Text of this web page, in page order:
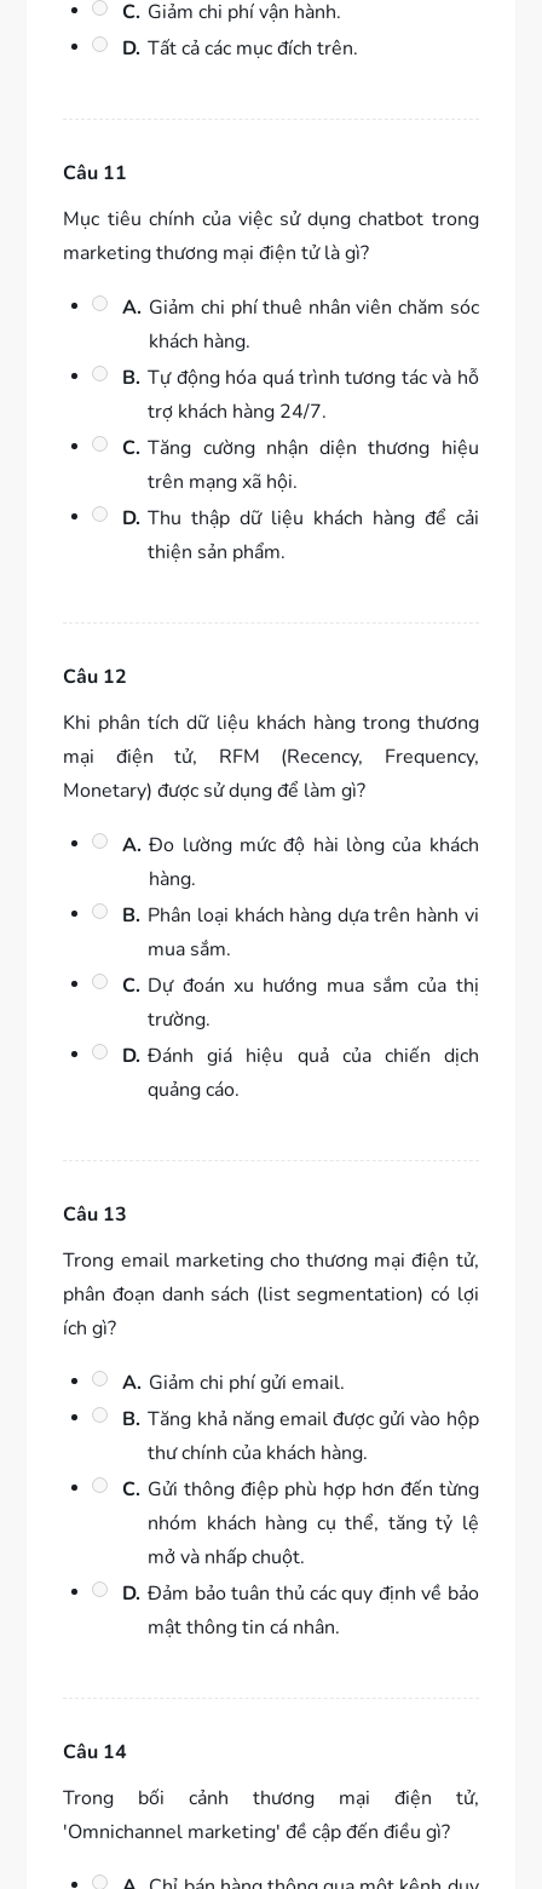
C. Giảm chi phí vận hành.
D. Tất cả các mục đích trên.
Câu 11
Mục tiêu chính của việc sử dụng chatbot trong
marketing thương mại điện tử là gì?
A. Giảm chi phí thuê nhân viên chăm sóc
khách hàng.
B. Tự động hóa quá trình tương tác và hỗ
trợ khách hàng 24/7.
C. Tăng cường nhận diện thương hiệu
trên mạng xã hội.
D. Thu thập dữ liệu khách hàng để cải
thiện sản phẩm.
Câu 12
Khi phân tích dữ liệu khách hàng trong thương
mại điện tử, RFM (Recency, Frequency,
Monetary) được sử dụng để làm gì?
A. Đo lường mức độ hài lòng của khách
hàng.
B. Phân loại khách hàng dựa trên hành vi
mua sắm.
C. Dự đoán xu hướng mua sắm của thị
trường.
D. Đánh giá hiệu quả của chiến dịch
quảng cáo.
Câu 13
Trong email marketing cho thương mại điện tử,
phân đoạn danh sách (list segmentation) có lợi
ích gì?
A. Giảm chi phí gửi email.
B. Tăng khả năng email được gửi vào hộp
thư chính của khách hàng.
C. Gửi thông điệp phù hợp hơn đến từng
nhóm khách hàng cụ thể, tăng tỷ lệ
mở và nhấp chuột.
D. Đảm bảo tuân thủ các quy định về bảo
mật thông tin cá nhân.
Câu 14
Trong bối cảnh thương mại điện tử,
'Omnichannel marketing' đề cập đến điều gì?